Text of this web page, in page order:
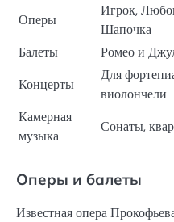
Оперы
Игрок,
Шапочка
Балеты
Ромео и
Концерты
Для
виолончели
Камерная
музыка
Сонаты,
Оперы и балеты
Известная опера